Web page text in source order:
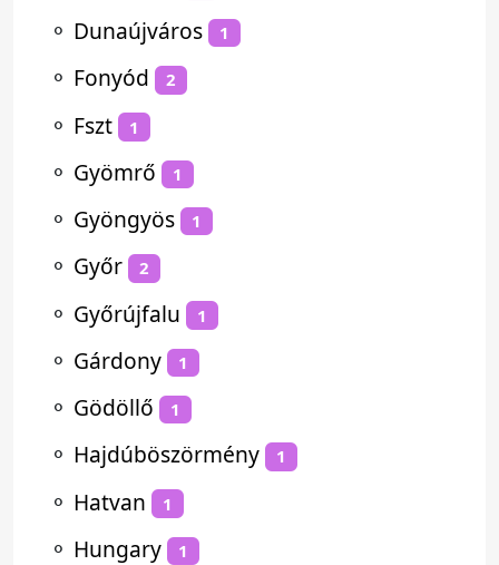
⚬ Dunaújváros 1
⚬ Fonyód 2
⚬ Fszt 1
⚬ Gyömrő 1
⚬ Gyöngyös 1
⚬ Győr 2
⚬ Győrújfalu 1
⚬ Gárdony 1
⚬ Gödöllő 1
⚬ Hajdúböszörmény 1
⚬ Hatvan 1
⚬ Hungary 1